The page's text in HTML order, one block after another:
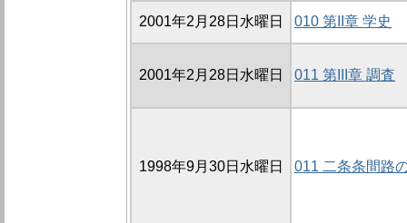
2001年2月28日水曜日 010 第II章 学史
2001年2月28日水曜日 011 第III章 調査
1998年9月30日水曜日 011 二条条間路